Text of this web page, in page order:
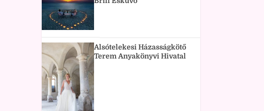
Alsótelekesi Házasságkötő
Terem Anyakönyvi Hivatal